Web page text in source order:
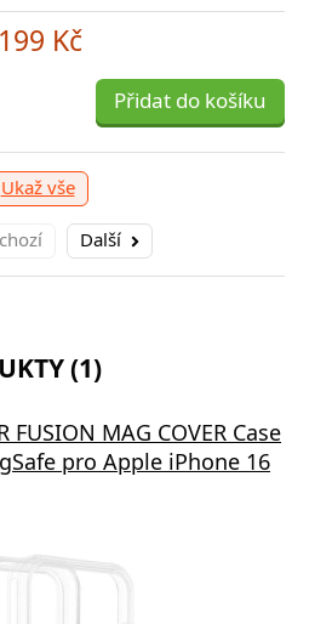
199 Kč
Přidat do košíku
Ukaž vše
Další
Přidat do košíku -
(1)
MAG COVER Case
pro Apple iPhone 16